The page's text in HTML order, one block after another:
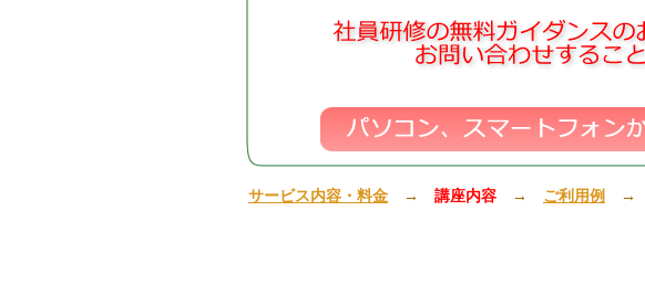
サービス内容・料金 → 講座内容 → ご利用例 →